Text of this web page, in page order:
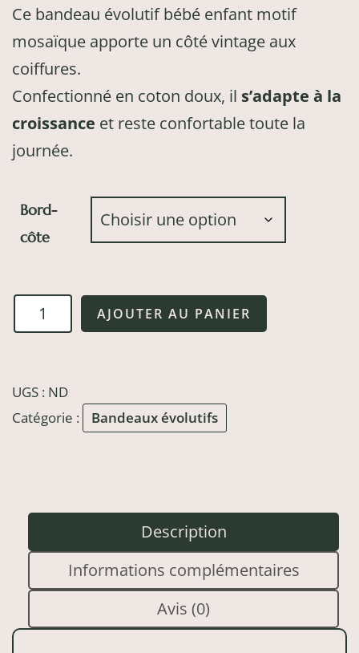
Ce bandeau évolutif bébé enfant motif
mosaïque apporte un côté vintage aux
coiffures.
Confectionné en coton doux, il s’adapte à la
croissance et reste confortable toute la
journée.
Bord-
côte
quantité
de
Mosaïque
AJOUTER AU PANIER
UGS : ND
Catégorie :
Bandeaux évolutifs
Description
Informations complémentaires
Avis (0)